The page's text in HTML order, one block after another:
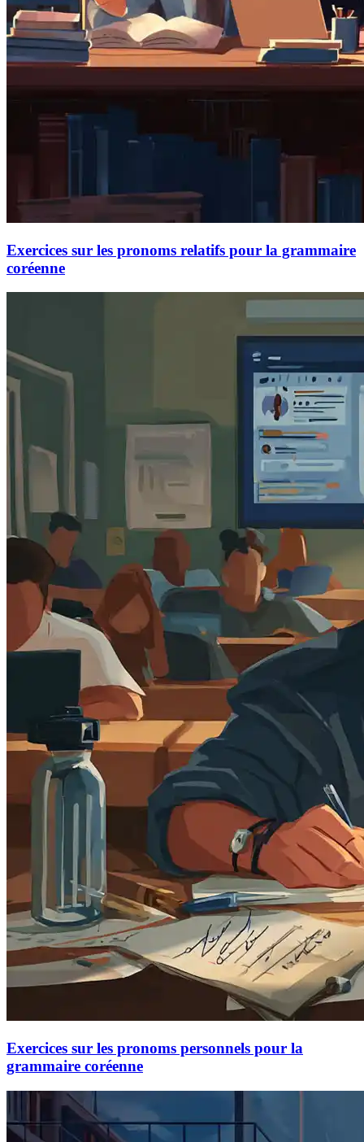
Exercices sur les pronoms relatifs pour la grammaire
coréenne
Exercices sur les pronoms personnels pour la
grammaire coréenne